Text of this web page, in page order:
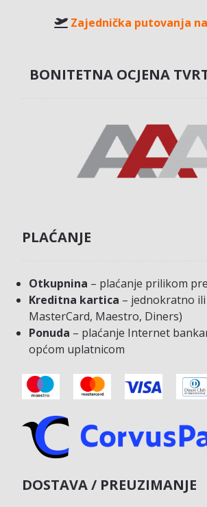
Zajednička putovanja
BONITETNA OCJENA
PLAĆANJE
Otkupnina – plaćanje prilikom
Kreditna kartica – jednokratno
MasterCard, Maestro, Diners)
Ponuda – plaćanje Internet
općom uplatnicom
DOSTAVA / PREUZIMANJE